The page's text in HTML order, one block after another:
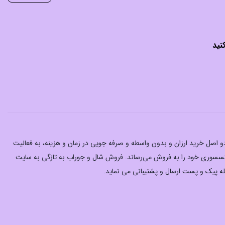
دو اصل خرید ارزان‌ و بدون واسطه و صرفه جویی در زمان و هزینه، به فعالیت
خود را به فروش می‌رساند. فروش شال و جوراب به تازگی به سایت
پیک و پست ارسال و پشتیبانی می نماید.